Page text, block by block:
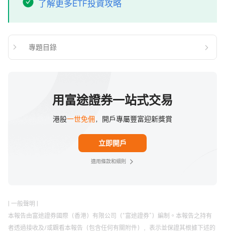
了解更多ETF投資攻略
專題目錄
用富途證券一站式交易
港股一世免佣，開戶專屬豐富迎新獎賞
立即開戶
適用條款和細則
| 一般聲明 |
本報告由富途證券國際（香港）有限公司（“富途證券”）編制。本報告之持有
者透過接收及/或觀看本報告（包含任何有關附件），表示並保證其根據下述的